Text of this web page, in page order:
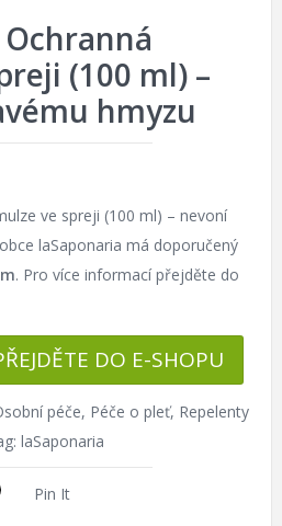
(100 ml) –
hmyzu
ve spreji (100 ml) – nevoní
laSaponaria má doporučený
. Pro více informací přejděte do
DO E-SHOPU
péče, Péče o pleť, Repelenty
laSaponaria
Pin It